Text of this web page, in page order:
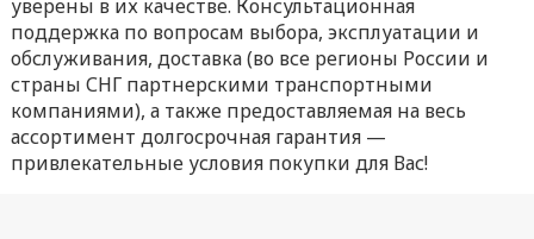
уверены в их качестве. Консультационная
поддержка по вопросам выбора, эксплуатации и
обслуживания, доставка (во все регионы России и
страны СНГ партнерскими транспортными
компаниями), а также предоставляемая на весь
ассортимент долгосрочная гарантия —
привлекательные условия покупки для Вас!